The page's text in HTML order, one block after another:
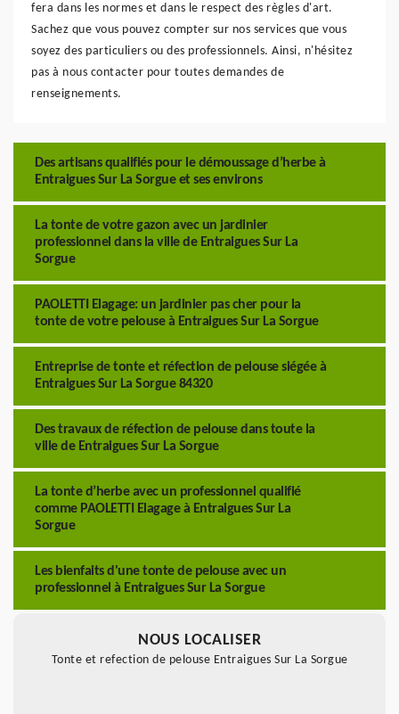
fera dans les normes et dans le respect des règles d'art.
Sachez que vous pouvez compter sur nos services que vous
soyez des particuliers ou des professionnels. Ainsi, n'hésitez
pas à nous contacter pour toutes demandes de
renseignements.
Des artisans qualifiés pour le démoussage d’herbe à
Entraigues Sur La Sorgue et ses environs
La tonte de votre gazon avec un jardinier
professionnel dans la ville de Entraigues Sur La
Sorgue
PAOLETTI Elagage: un jardinier pas cher pour la
tonte de votre pelouse à Entraigues Sur La Sorgue
Entreprise de tonte et réfection de pelouse siégée à
Entraigues Sur La Sorgue 84320
Des travaux de réfection de pelouse dans toute la
ville de Entraigues Sur La Sorgue
La tonte d’herbe avec un professionnel qualifié
comme PAOLETTI Elagage à Entraigues Sur La
Sorgue
Les bienfaits d'une tonte de pelouse avec un
professionnel à Entraigues Sur La Sorgue
NOUS LOCALISER
Tonte et refection de pelouse Entraigues Sur La Sorgue